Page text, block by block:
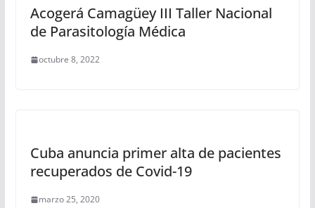
Acogerá Camagüey III Taller Nacional
de Parasitología Médica
octubre 8, 2022
Cuba anuncia primer alta de pacientes
recuperados de Covid-19
marzo 25, 2020